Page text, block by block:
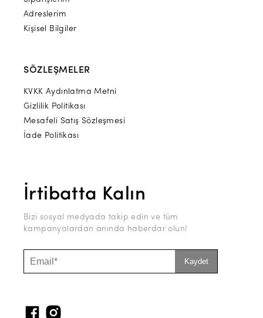
Adreslerim
Kişisel Bilgiler
SÖZLEŞMELER
KVKK Aydınlatma Metni
Gizlilik Politikası
Mesafeli Satış Sözleşmesi
İade Politikası
İrtibatta Kalın
Bizi sosyal medyada takip edin ve tüm
kampanyalardan anında haberdar olun!
Kaydet